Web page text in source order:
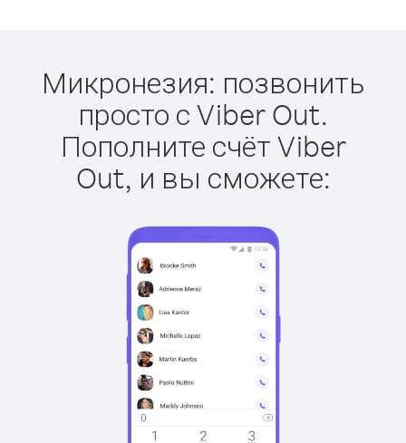
Микронезия: позвонить
просто с Viber Out.
Пополните счёт Viber
Out, и вы сможете: